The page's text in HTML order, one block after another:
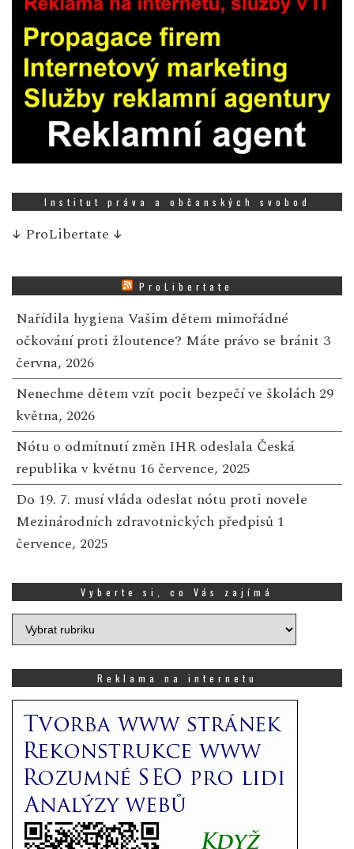
Institut práva a občanských svobod
↓ ProLibertate ↓
ProLibertate
Nařídila hygiena Vašim dětem mimořádné
očkování proti žloutence? Máte právo se bránit 3
června, 2026
Nenechme dětem vzít pocit bezpečí ve školách 29
května, 2026
Nótu o odmítnutí změn IHR odeslala Česká
republika v květnu 16 července, 2025
Do 19. 7. musí vláda odeslat nótu proti novele
Mezinárodních zdravotnických předpisů 1
července, 2025
Vyberte si, co Vás zajímá
Vyberte
si,
zajímá
Reklama na internetu